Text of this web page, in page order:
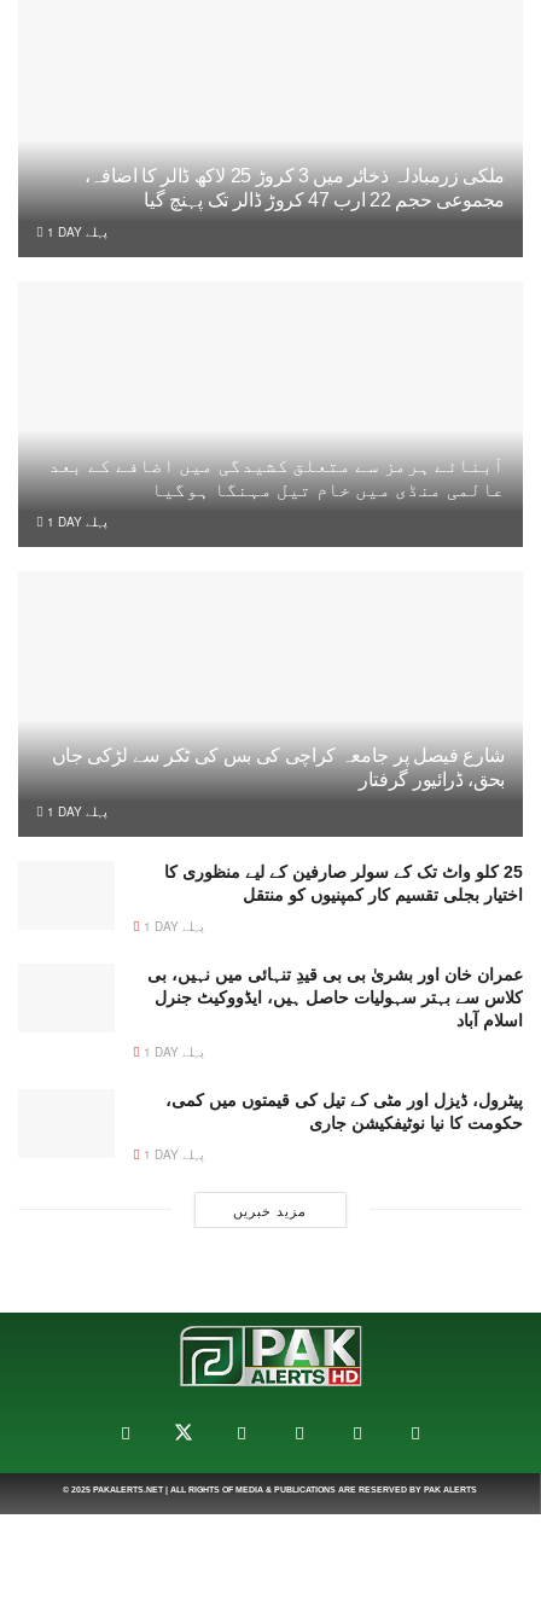
ملکی زرمبادلہ ذخائر میں 3 کروڑ 25 لاکھ ڈالر کا اضافہ،
مجموعی حجم 22 ارب 47 کروڑ ڈالر تک پہنچ گیا
1 DAY پہلے
آبنائے ہرمز سے متعلق کشیدگی میں اضافے کے بعد
عالمی منڈی میں خام تیل مہنگا ہوگیا
1 DAY پہلے
شارع فیصل پر جامعہ کراچی کی بس کی ٹکر سے لڑکی جاں
بحق، ڈرائیور گرفتار
1 DAY پہلے
25 کلو واٹ تک کے سولر صارفین کے لیے منظوری کا
اختیار بجلی تقسیم کار کمپنیوں کو منتقل
1 DAY پہلے
عمران خان اور بشریٰ بی بی قیدِ تنہائی میں نہیں، بی
کلاس سے بہتر سہولیات حاصل ہیں، ایڈووکیٹ جنرل
اسلام آباد
1 DAY پہلے
پیٹرول، ڈیزل اور مٹی کے تیل کی قیمتوں میں کمی،
حکومت کا نیا نوٹیفکیشن جاری
1 DAY پہلے
مزید خبریں
© 2025 PAKALERTS.NET| ALL RIGHTS OF MEDIA & PUBLICATIONS ARE RESERVED BY PAK ALERTS